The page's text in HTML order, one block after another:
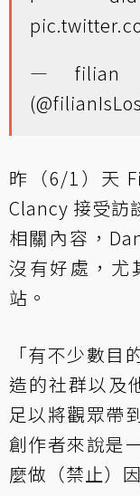
— filian
昨（6/1）天
Clancy 接受訪
相關內容，
沒有好處，尤
站。
「有不少數目
造的社群以及
足以將觀眾帶
創作者來說是
麼做（禁止）